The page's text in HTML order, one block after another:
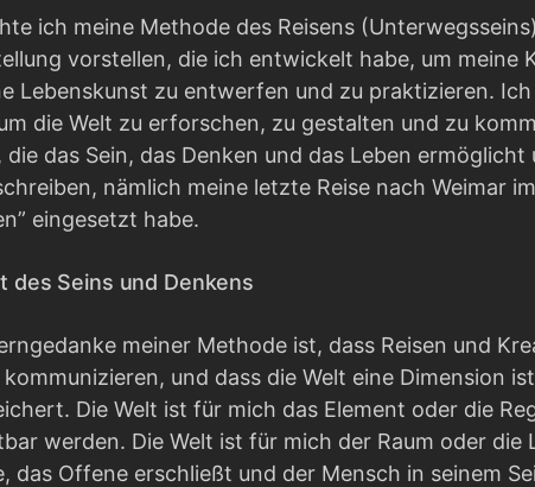
ich meine Methode des Reisens
vorstellen, die ich entwickelt habe, um
Lebenskunst zu entwerfen und zu praktizieren.
die Welt zu erforschen, zu gestalten und zu
die das Sein, das Denken und das Leben
nämlich meine letzte Reise nach Weimar
eingesetzt habe.
des Seins und Denkens
meiner Methode ist, dass Reisen und
und dass die Welt eine Dimension
Die Welt ist für mich das Element oder die
werden. Die Welt ist für mich der Raum oder
das Offene erschließt und der Mensch in seinem